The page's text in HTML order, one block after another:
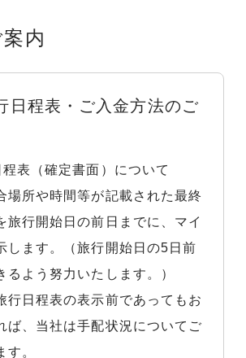
内
日程表・ご入金方法のご
表（確定書面）について
場所や時間等が記載された最終
旅行開始日の前日までに、マイ
します。（旅行開始日の5日前
るよう努力いたします。）
行日程表の表示前であってもお
ば、当社は手配状況についてご
す。